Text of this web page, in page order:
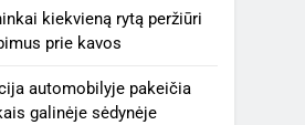
kiekvieną rytą peržiūri
prie kavos
automobilyje pakeičia
galinėje sėdynėje